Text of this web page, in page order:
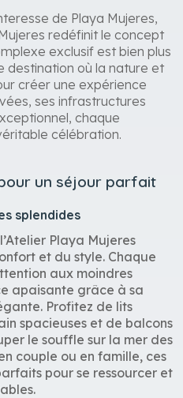
de Playa Mujeres,
redéfinit le concept
exclusif est bien plus
destination où la nature et
créer une expérience
ses infrastructures
chaque
célébration.
un séjour parfait
splendides
Playa Mujeres
et du style. Chaque
aux moindres
apaisante grâce à sa
Profitez de lits
spacieuses et de balcons
le souffle sur la mer des
couple ou en famille, ces
pour se ressourcer et